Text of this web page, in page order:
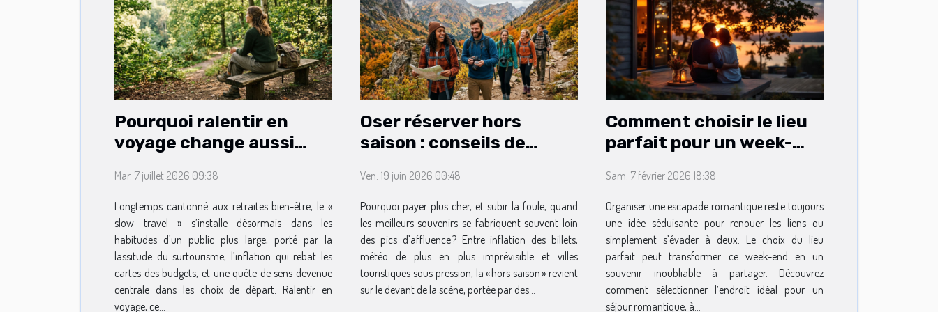
Pourquoi ralentir en
voyage change aussi
Mar. 7 juillet 2026 09:38
Longtemps cantonné aux retraites bien-être, le «
slow travel » s’installe désormais dans les
habitudes d’un public plus large, porté par la
lassitude du surtourisme, l’inflation qui rebat les
cartes des budgets, et une quête de sens devenue
centrale dans les choix de départ. Ralentir en
voyage, ce...
Oser réserver hors
saison : conseils de
Ven. 19 juin 2026 00:48
Pourquoi payer plus cher, et subir la foule, quand
les meilleurs souvenirs se fabriquent souvent loin
des pics d’affluence ? Entre inflation des billets,
météo de plus en plus imprévisible et villes
touristiques sous pression, la « hors saison » revient
sur le devant de la scène, portée par des...
Comment choisir le lieu
parfait pour un week-
Sam. 7 février 2026 18:38
Organiser une escapade romantique reste toujours
une idée séduisante pour renouer les liens ou
simplement s’évader à deux. Le choix du lieu
parfait peut transformer ce week-end en un
souvenir inoubliable à partager. Découvrez
comment sélectionner l’endroit idéal pour un
séjour romantique, à...